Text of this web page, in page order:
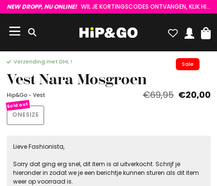
NEW DROPP, NU ONLINE! WIL JE KORTINGSCODES ONTVANGEN, KLIK HIER :)
Sale
Verzending met DHL !
Vest Nara Mosgroen
Hip&Go - Vest €69,95 €20,00
ONESIZE
Lieve Fashionista,
Sorry dat ging erg snel, dit item is al uitverkocht. Schrijf je
hieronder in zodat we je een berichtje kunnen sturen als dit item
weer op voorraad is.